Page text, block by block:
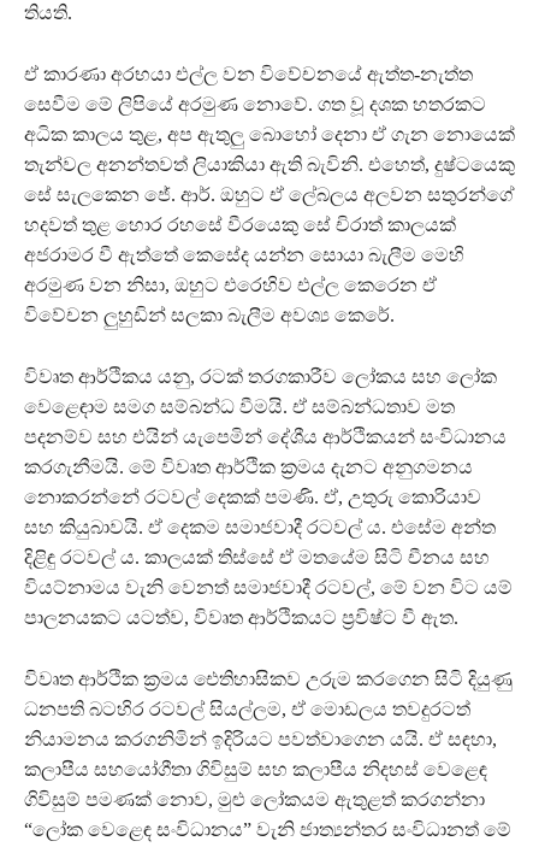
තියති.
ඒ කාරණා අරභයා එල්ල වන විවේචනයේ ඇත්ත-නැත්ත
සෙවීම මේ ලිපියේ අරමුණ නොවේ. ගත වූ දශක හතරකට
අධික කාලය තුළ, අප ඇතුලු බොහෝ දෙනා ඒ ගැන නොයෙක්
තැන්වල අනන්තවත් ලියාකියා ඇති බැවිනි. එහෙත්, දුෂ්ටයෙකු
සේ සැලකෙන ජේ. ආර්. ඔහුට ඒ ලේබලය අලවන සතුරන්ගේ
හදවත් තුළ හොර රහසේ වීරයෙකු සේ චිරාත් කාලයක්
අජරාමර වී ඇත්තේ කෙසේද යන්න සොයා බැලීම මෙහි
අරමුණ වන නිසා, ඔහුට එරෙහිව එල්ල කෙරෙන ඒ
විවේචන ලුහුඩින් සලකා බැලීම අවශ්‍ය කෙරේ.
විවෘත ආර්ථිකය යනු, රටක් තරගකාරීව ලෝකය සහ ලෝක
වෙළෙඳාම සමග සම්බන්ධ වීමයි. ඒ සම්බන්ධතාව මත
පදනම්ව සහ එයින් යැපෙමින් දේශීය ආර්ථිකයන් සංවිධානය
කරගැනීමයි. මේ විවෘත ආර්ථික ක්‍රමය දැනට අනුගමනය
නොකරන්නේ රටවල් දෙකක් පමණි. ඒ, උතුරු කොරියාව
සහ කියුබාවයි. ඒ දෙකම සමාජවාදී රටවල් ය. එසේම අන්ත
දිළිඳු රටවල් ය. කාලයක් තිස්සේ ඒ මතයේම සිටි චීනය සහ
වියට්නාමය වැනි වෙනත් සමාජවාදී රටවල්, මේ වන විට යම්
පාලනයකට යටත්ව, විවෘත ආර්ථිකයට ප්‍රවිෂ්ට වී ඇත.
විවෘත ආර්ථික ක්‍රමය ඓතිහාසිකව උරුම කරගෙන සිටි දියුණු
ධනපති බටහිර රටවල් සියල්ලම, ඒ මොඩලය තවදුරටත්
නියාමනය කරගනිමින් ඉදිරියට පවත්වාගෙන යයි. ඒ සඳහා,
කලාපීය සහයෝගීතා ගිවිසුම් සහ කලාපීය නිදහස් වෙළෙඳ
ගිවිසුම් පමණක් නොව, මුළු ලෝකයම ඇතුළත් කරගන්නා
“ලෝක වෙළෙඳ සංවිධානය” වැනි ජාත්‍යන්තර සංවිධානත් මේ